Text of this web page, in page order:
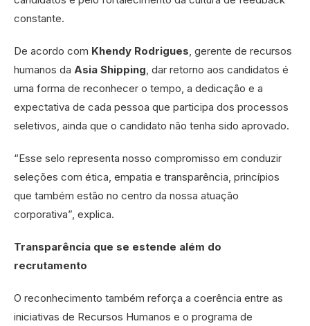
constante.
De acordo com Khendy Rodrigues , gerente de recursos
humanos da Asia Shipping , dar retorno aos candidatos é
uma forma de reconhecer o tempo, a dedicação e a
expectativa de cada pessoa que participa dos processos
seletivos, ainda que o candidato não tenha sido aprovado.
“Esse selo representa nosso compromisso em conduzir
seleções com ética, empatia e transparência, princípios
que também estão no centro da nossa atuação
corporativa”, explica.
Transparência que se estende além do
recrutamento
O reconhecimento também reforça a coerência entre as
iniciativas de Recursos Humanos e o programa de